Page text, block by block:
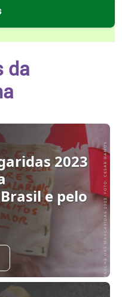
da
2023
e pelo